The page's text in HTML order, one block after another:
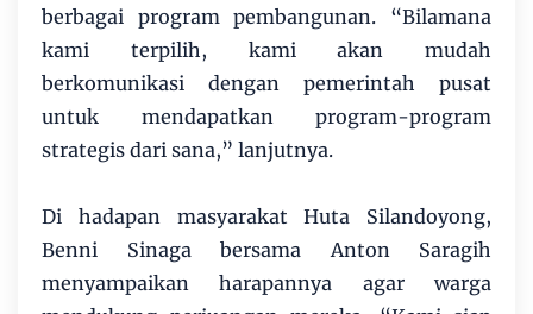
berbagai program pembangunan. “Bilamana
kami terpilih, kami akan mudah
berkomunikasi dengan pemerintah pusat
untuk mendapatkan program-program
strategis dari sana,” lanjutnya.
Di hadapan masyarakat Huta Silandoyong,
Benni Sinaga bersama Anton Saragih
menyampaikan harapannya agar warga